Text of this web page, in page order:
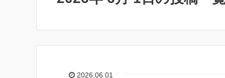
2026.06.01